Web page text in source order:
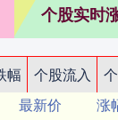
个股实时
幅 个股流入
最新价 涨